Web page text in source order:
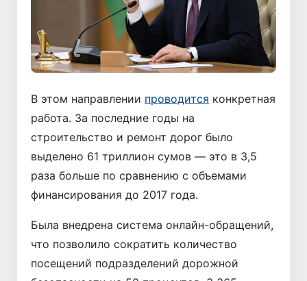
В этом направлении проводится конкретная
работа. За последние годы на
строительство и ремонт дорог было
выделено 61 триллион сумов — это в 3,5
раза больше по сравнению с объемами
финансирования до 2017 года.
Была внедрена система онлайн-обращений,
что позволило сократить количество
посещений подразделений дорожной